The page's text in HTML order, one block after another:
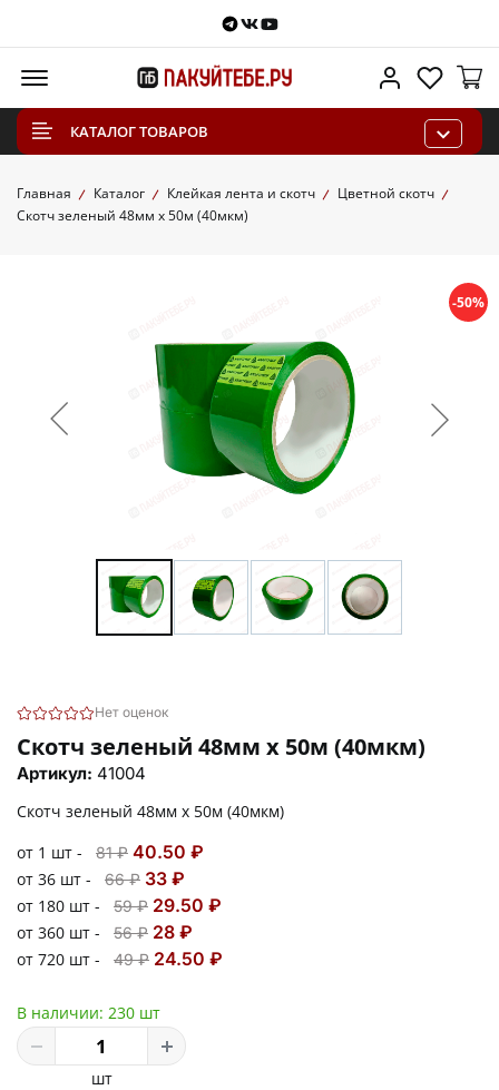
Telegram
VKontakte
Youtube
Личный
КАТАЛОГ ТОВАРОВ
Главная Каталог Клейкая лента и скотч
Цветной скотч
Скотч зеленый 48мм х 50м (40мкм)
-50%
Нет оценок
Скотч зеленый 48мм х 50м (40мкм)
Артикул: 41004
Скотч зеленый 48мм х 50м (40мкм)
от 1 шт -
81 ₽ 40.50 ₽
от 36 шт - 66 ₽ 33 ₽
от 180 шт - 59 ₽ 29.50 ₽
от 360 шт - 56 ₽ 28 ₽
от 720 шт - 49 ₽ 24.50 ₽
В наличии: 230 шт
шт